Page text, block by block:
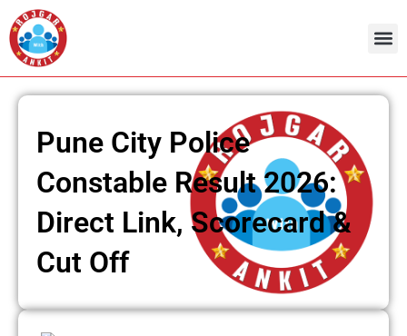
Skip
to
content
Pune City Police
Constable Result 2026:
Direct Link, Scorecard &
Cut Off